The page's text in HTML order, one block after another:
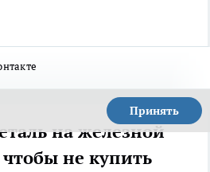
Принять
на железной
не купить